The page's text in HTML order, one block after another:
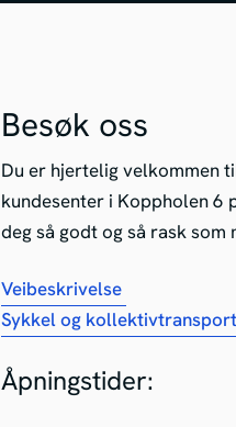
Besøk oss
Du er hjertelig velkommen
kundesenter i Koppholen 6
deg så godt og så rask som
Veibeskrivelse
Sykkel og kollektivtransport
Åpningstider: